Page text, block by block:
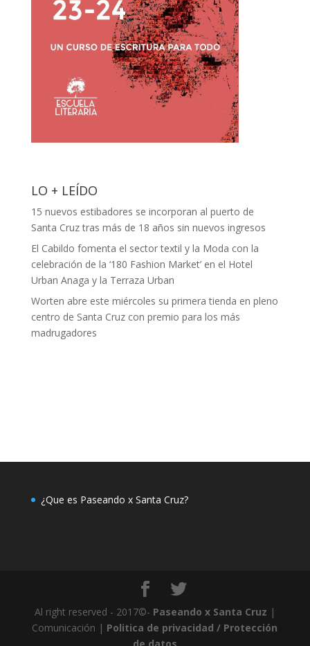
LO + LEÍDO
15 nuevos estibadores se incorporan al puerto de
Santa Cruz tras más de 18 años sin nuevos ingresos
El Cabildo fomenta el sector textil y la Moda con la
celebración de la ‘180 Fashion Market’ en el Hotel
Urban Anaga y la Terraza Urban
Worten abre este miércoles su primera tienda en pleno
centro de Santa Cruz con premio para los más
madrugadores
¿Que es Paseando x Santa Cruz?
Al right reserved - 2017©- Paseando x Santa Cruz |
Comunicación | Politica de privacidad / Protección